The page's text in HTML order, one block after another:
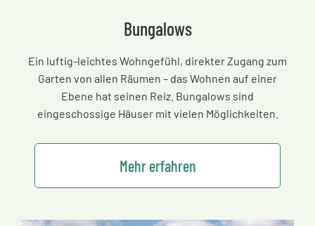
Bungalows
Ein luftig-leichtes Wohngefühl, direkter Zugang zum
Garten von allen Räumen – das Wohnen auf einer
Ebene hat seinen Reiz. Bungalows sind
eingeschossige Häuser mit vielen Möglichkeiten.
Mehr erfahren